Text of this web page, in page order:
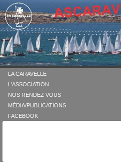
LA CARAVELLE
L'ASSOCIATION
NOS RENDEZ VOUS
MÉDIA/PUBLICATIONS
FACEBOOK